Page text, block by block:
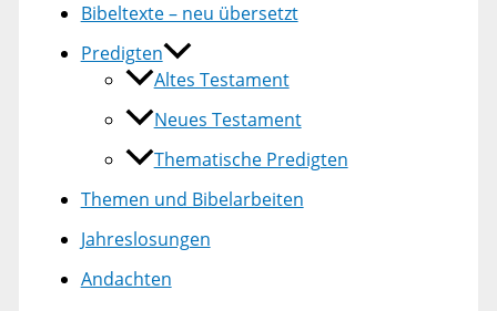
Bibeltexte – neu übersetzt
Predigten
Altes Testament
Neues Testament
Thematische Predigten
Themen und Bibelarbeiten
Jahreslosungen
Andachten